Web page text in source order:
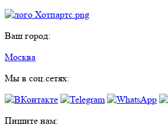
Ваш город:
Москва
Мы в соц.сетях:
Пишите нам: